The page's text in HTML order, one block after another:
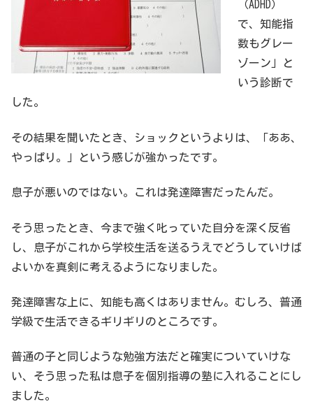
（ADHD）
で、知能指
数もグレー
ゾーン」と
いう診断で
した。
その結果を聞いたとき、ショックというよりは、「ああ、
やっぱり。」という感じが強かったです。
息子が悪いのではない。これは発達障害だったんだ。
そう思ったとき、今まで強く叱っていた自分を深く反省
し、息子がこれから学校生活を送るうえでどうしていけば
よいかを真剣に考えるようになりました。
発達障害な上に、知能も高くはありません。むしろ、普通
学級で生活できるギリギリのところです。
普通の子と同じような勉強方法だと確実についていけな
い、そう思った私は息子を個別指導の塾に入れることにし
ました。